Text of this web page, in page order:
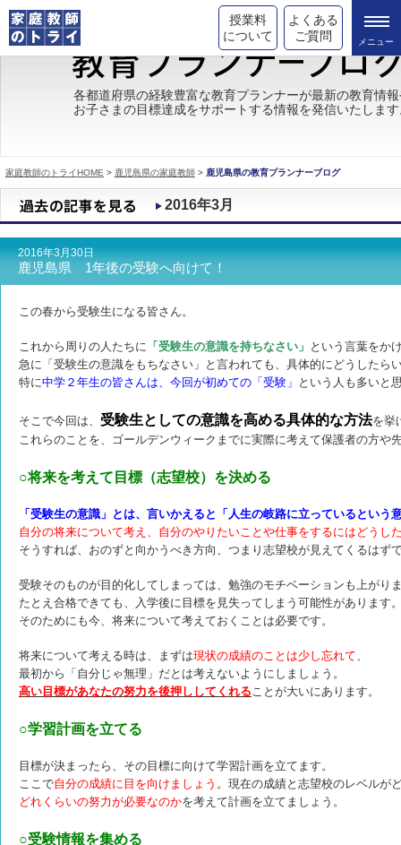
授業料
について
よくある
ご質問
トライの教育理念
成績が上がる理由
都道府県別情報
合格体験談
キャンペーン情報
各都道府県の経験豊富な教育プランナーが最新の教育情
お子さまの目標達成をサポートする情報を発信いたしま
家庭教師のトライHOME > 鹿児島県の家庭教師 > 鹿児島県の教育プランナーブログ
2016年3月
2016年3月30日
鹿児島県 1年後の受験へ向けて！
この春から受験生になる皆さん。
これから周りの人たちに 「受験生の意識を持ちなさい」 という言葉をか
急に「受験生の意識をもちなさい」と言われても、具体的にどうしたら
特に中学２年生の皆さんは、今回が初めての「受験」 という人も 多いと
そこで今回は、 受験生としての意識を高める具体的な方法を挙
これらのことを、ゴールデンウィークまでに実際に考えて保護者の方や
○将来を考えて目標（志望校）を決める
「受験生の意識」とは、言いかえると「人生の岐路に立っているという
自分の将来について考え、自分のやりたいことや仕事をするにはどうし
そうすれば、おのずと向かうべき方向、つまり志望校が見えてくるはず
受験そのものが目的化してしまっては、勉強のモチベーションも上がり
たとえ合格できても、入学後に目標を見失ってしまう可能性があります
そのためにも今、将来について考えておくことは必要です。
将来について考える時は、まずは現状の成績のことは少し忘れて、
最初から「自分じゃ無理」だとは考えないようにしましょう。
高い目標があなたの努力を後押ししてくれることが大いにあります。
○学習計画を立てる
目標が決まったら、その目標に向けて学習計画を立てます。
ここで自分の成績に目を向けましょう 。現在の成績と志望校のレベルが
どれくらいの努力が必要なのかを考えて計画を立てましょう。
○受験情報を集める